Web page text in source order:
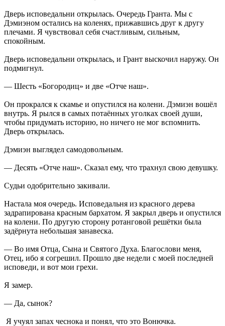
Дверь исповедальни открылась. Очередь Гранта. Мы с
Дэмиэном остались на коленях, прижавшись друг к другу
плечами. Я чувствовал себя счастливым, сильным,
спокойным.
Дверь исповедальни открылась, и Грант выскочил наружу. Он
подмигнул.
— Шесть «Богородиц» и две «Отче наш».
Он прокрался к скамье и опустился на колени. Дэмиэн вошёл
внутрь. Я рылся в самых потаённых уголках своей души,
чтобы придумать историю, но ничего не мог вспомнить.
Дверь открылась.
Дэмиэн выглядел самодовольным.
— Десять «Отче наш». Сказал ему, что трахнул свою девушку.
Судьи одобрительно закивали.
Настала моя очередь. Исповедальня из красного дерева
задрапирована красным бархатом. Я закрыл дверь и опустился
на колени. По другую сторону ротанговой решётки была
задёрнута небольшая занавеска.
— Во имя Отца, Сына и Святого Духа. Благослови меня,
Отец, ибо я согрешил. Прошло две недели с моей последней
исповеди, и вот мои грехи.
Я замер.
— Да, сынок?
Я учуял запах чеснока и понял, что это Вонючка.